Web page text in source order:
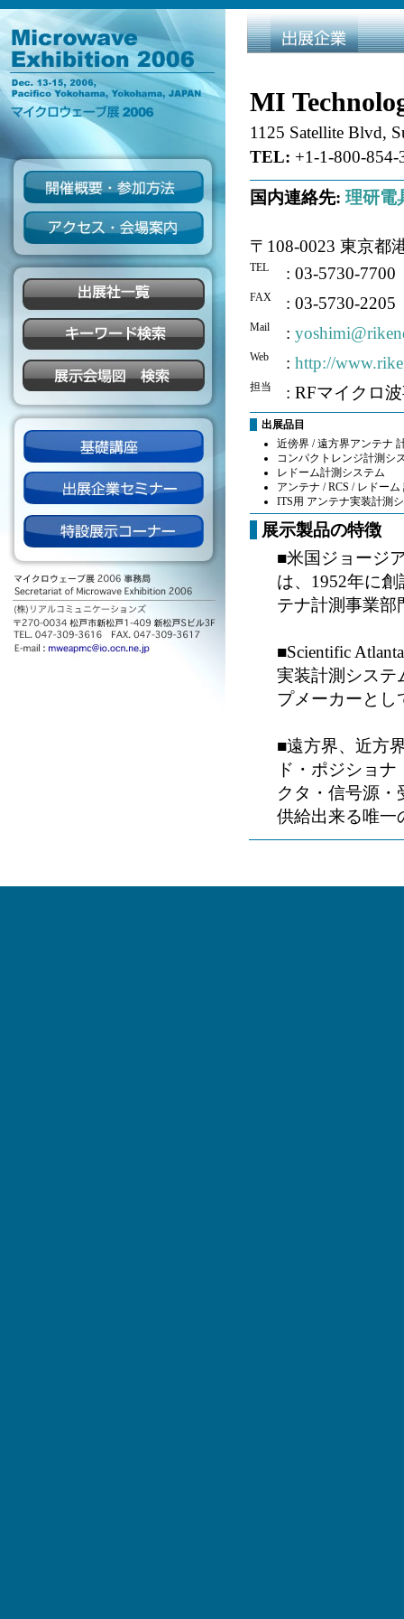
MI
1125 Satellite Blvd,
TEL: +1-1-800-854-
国内連絡先: 理研電
〒108-0023 東京都
TEL : 03-5730-7700
FAX : 03-5730-2205
Mail :
Web : http://
担当 : RFマイクロ
出展品目
近傍界 / 遠方界アンテナ
コンパクトレンジ計測シ
レドーム計測システム
アンテナ / RCS / レドー
ITS用 アンテナ実装計測
展示製品の特徴
■米国ジョージ
は、1952年に
テナ計測事業部
■Scientific
実装計測システ
プメーカーとし
■遠方界、近方
ド・ポジショ
クタ・信号源
供給出来る唯一